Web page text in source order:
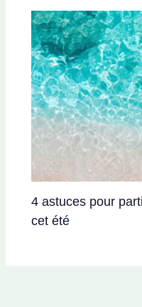
4 astuces pour
cet été